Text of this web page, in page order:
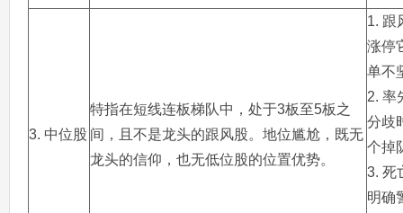
3. 中位股
特指在短线连板梯队中，处于3板至5板之
间，且不是龙头的跟风股。地位尴尬，既无
龙头的信仰，也无低位股的位置优势。
1. 跟
涨停
单不
2. 率
分歧
个掉
3. 死
明确